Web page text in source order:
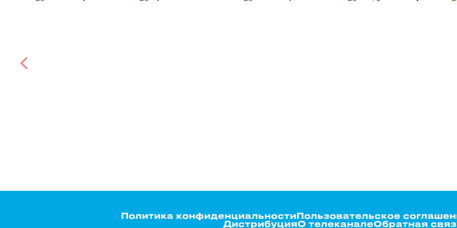
Политика конфиденциальностиПользовательское
ДистрибуцияО телеканалеОбратная